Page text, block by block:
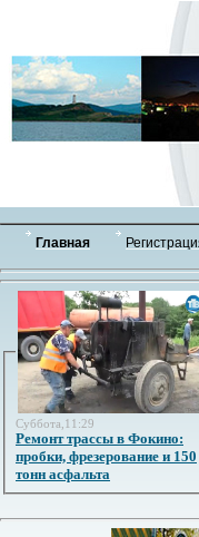
Главная
Суббота,11:29
Ремонт трассы в Фокино:
пробки, фрезерование и 150
тонн асфальта